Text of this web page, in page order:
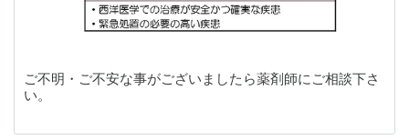
ご不明・ご不安な事がございましたら薬剤師にご相談下さ
い。